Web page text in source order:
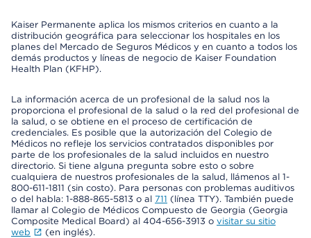
Kaiser Permanente aplica los mismos criterios en cuanto a la
distribución geográfica para seleccionar los hospitales en los
planes del Mercado de Seguros Médicos y en cuanto a todos los
demás productos y líneas de negocio de Kaiser Foundation
Health Plan (KFHP).
La información acerca de un profesional de la salud nos la
proporciona el profesional de la salud o la red del profesional de
la salud, o se obtiene en el proceso de certificación de
credenciales. Es posible que la autorización del Colegio de
Médicos no refleje los servicios contratados disponibles por
parte de los profesionales de la salud incluidos en nuestro
directorio. Si tiene alguna pregunta sobre esto o sobre
cualquiera de nuestros profesionales de la salud, llámenos al 1-
800-611-1811 (sin costo). Para personas con problemas auditivos
o del habla: 1-888-865-5813 o al 711 (línea TTY). También puede
llamar al Colegio de Médicos Compuesto de Georgia (Georgia
Composite Medical Board) al 404-656-3913 o visitar su sitio
web
(en inglés).